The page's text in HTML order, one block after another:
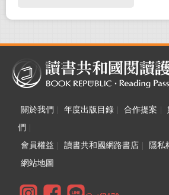
關於我們 年度出版目錄 合作提案
們
會員權益
讀書共和國網路書店 隱私
網站地圖